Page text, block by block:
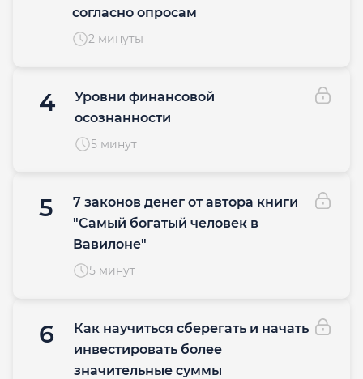
согласно опросам
2 минуты
4
Уровни финансовой
осознанности
5 минут
5
7 законов денег от автора книги
"Самый богатый человек в
Вавилоне"
5 минут
6
Как научиться сберегать и начать
инвестировать более
значительные суммы